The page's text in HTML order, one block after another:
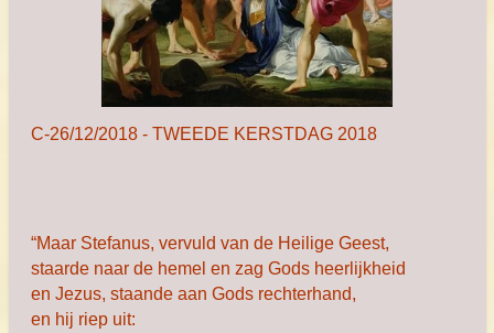
C-26/12/2018 - TWEEDE KERSTDAG 2018
“Maar Stefanus, vervuld van de Heilige Geest,
staarde naar de hemel en zag Gods heerlijkheid
en Jezus, staande aan Gods rechterhand,
en hij riep uit: